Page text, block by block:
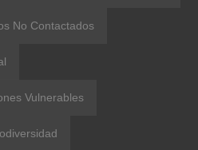
No Contactados
Vulnerables